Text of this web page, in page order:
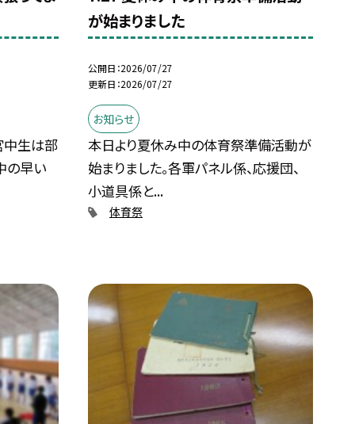
中生は部
の早い
が始まりました
公開日 2026/07/27
更新日 2026/07/27
お知らせ
本日より夏休み中の体育祭準備活動が
始まりました。各軍パネル係、応援団、
小道具係と...
体育祭